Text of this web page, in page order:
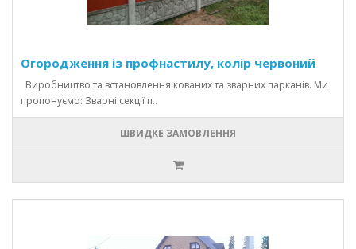
Огородження із профнастилу, колір червоний
Виробництво та встановлення кованих та зварних парканів. Ми
пропонуємо: Зварні секції п..
ШВИДКЕ ЗАМОВЛЕННЯ